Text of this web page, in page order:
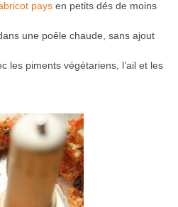
pays en petits dés de moins
une poêle chaude, sans ajout
les piments végétariens, l’ail et les